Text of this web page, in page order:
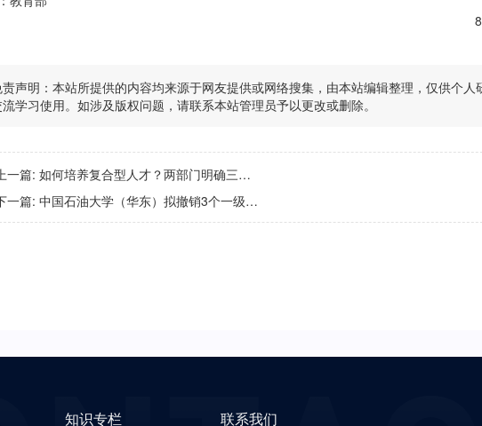
声明：本站所提供的内容均来源于网友提供或网络搜集，由本站编辑整理，仅供个人
学习使用。如涉及版权问题，请联系本站管理员予以更改或删除。
一篇:如何培养复合型人才？两部门明确三种试点模式
一篇:中国石油大学（华东）拟撤销3个一级学科硕士学位授予点
知识专栏 联系我们